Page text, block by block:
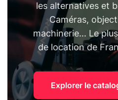
les alternatives et
Caméras,
machinerie... Le
de location de
Explorer le